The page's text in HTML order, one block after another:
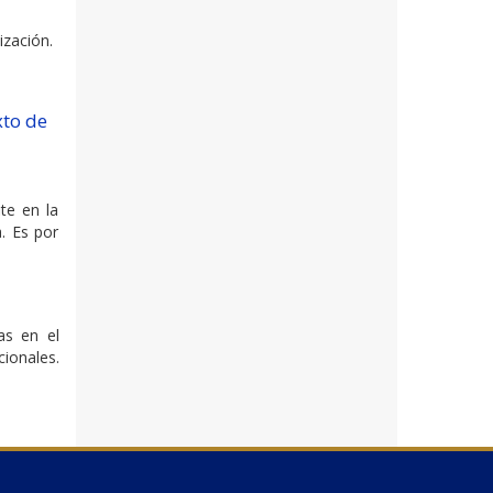
de
en la
Es por
en el